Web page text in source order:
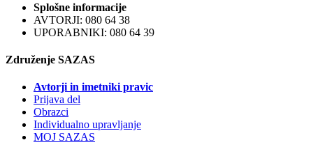
Splošne informacije
AVTORJI: 080 64 38
UPORABNIKI: 080 64 39
Združenje SAZAS
Avtorji in imetniki pravic
Prijava del
Obrazci
Individualno upravljanje
MOJ SAZAS